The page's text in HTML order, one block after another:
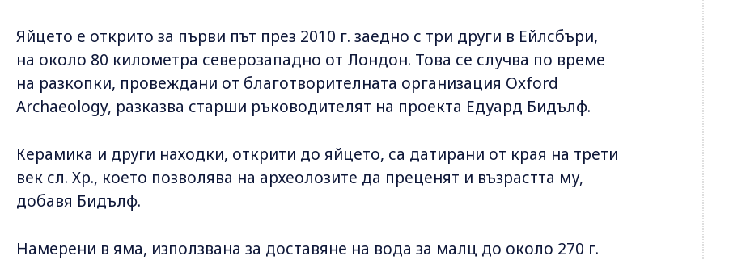
Яйцето е открито за първи път през 2010 г. заедно с три други в Ейлсбъри,
на около 80 километра северозападно от Лондон. Това се случва по време
на разкопки, провеждани от благотворителната организация Oxford
Archaeology, разказва старши ръководителят на проекта Едуард Бидълф.
Керамика и други находки, открити до яйцето, са датирани от края на трети
век сл. Хр., което позволява на археолозите да преценят и възрастта му,
добавя Бидълф.
Намерени в яма, използвана за доставяне на вода за малц до около 270 г.